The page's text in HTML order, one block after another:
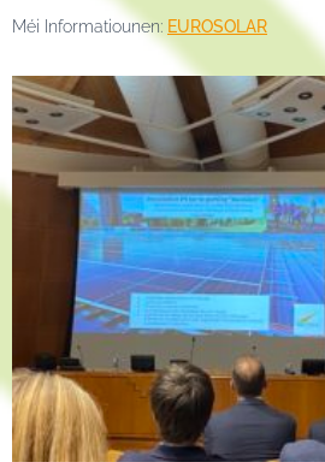
Méi Informatiounen: EUROSOLAR